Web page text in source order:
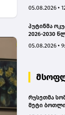
პროგრამები
რომლითაც
იზღუდება
05.08.2026 •
პუტინმა
2026-2030
05.08.2026 •
რუსეთმა
მეტი ბოთლი